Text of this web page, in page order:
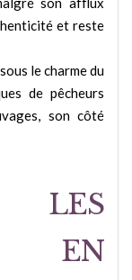
et reste
le charme du
de pêcheurs
son côté
LES
EN